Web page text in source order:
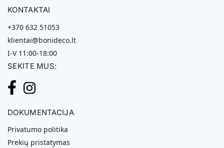
KONTAKTAI
+370 632 51053
klientai@bonideco.lt
I-V 11:00-18:00
SEKITE MUS:
DOKUMENTACIJA
Privatumo politika
Prekių pristatymas